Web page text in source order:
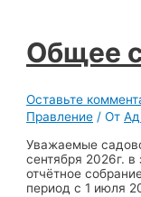
Общее
Оставьте
Правление / От
Уважаемые
сентября 2026г.
отчётное
период с 1 июля